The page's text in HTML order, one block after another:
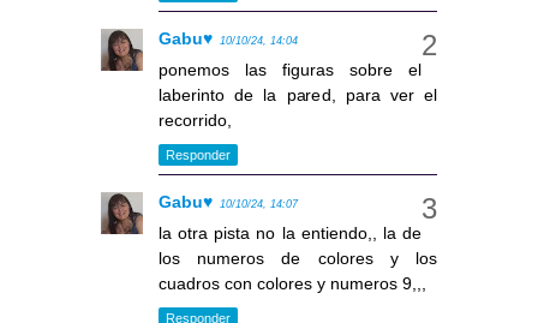
Gabu♥ 10/10/24, 14:04
ponemos las figuras sobre el
laberinto de la pared, para ver el
recorrido,
Responder
Gabu♥ 10/10/24, 14:07
la otra pista no la entiendo,, la de
los numeros de colores y los
cuadros con colores y numeros 9,,,
Responder